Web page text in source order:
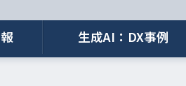
生成AI：DX事例